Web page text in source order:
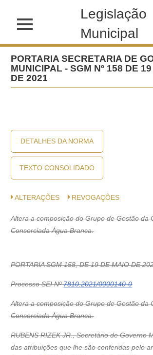
Legislação
Municipal
PORTARIA SECRETARIA DE
MUNICIPAL - SGM Nº 158 DE
DE 2021
DETALHES DA NORMA
TEXTO CONSOLIDADO
ALTERAÇÕES REVOGAÇÕES
Altera a composição do Grupo de Gestão da
Consorciada Água Branca.
PORTARIA SGM 158, DE 19 DE MAIO DE
Processo SEI Nº7810.2021/0000140-0
Altera a composição do Grupo de Gestão da
Consorciada Água Branca.
RUBENS RIZEK JR., Secretário de Governo
das atribuições que lhe são conferidas pelo